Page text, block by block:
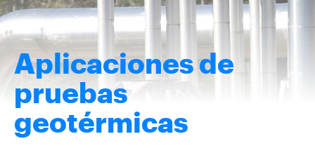
Aplicaciones de
pruebas
geotérmicas